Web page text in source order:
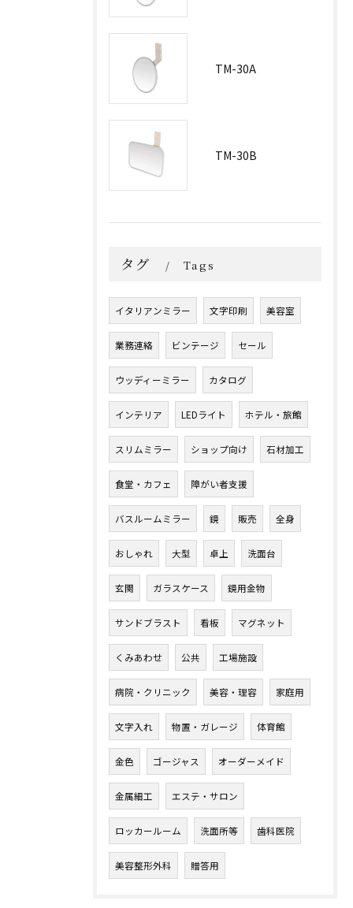
TM-30A
TM-30B
タグ Tags
イタリアンミラー 文字印刷 美容室
業務連絡 ビンテージ セール
ウッディーミラー カタログ
インテリア LEDライト ホテル・旅館
スリムミラー ショップ向け 石材加工
食堂・カフェ 障がい者支援
バスルームミラー 鏡 販売 全身
おしゃれ 大型 卓上 洗面台
玄関 ガラスケース 鏡用金物
サンドブラスト 看板 マグネット
くみあわせ 公共 工場施設
病院・クリニック 美容・理容 家庭用
文字入れ 物置・ガレージ 体育館
金色 ゴージャス オーダーメイド
金属細工 エステ・サロン
ロッカールーム 洗面所等 歯科医院
美容整形外科 贈答用